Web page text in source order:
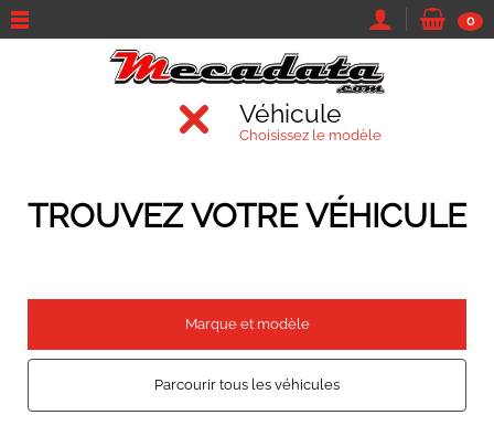
0
Véhicule
Choisissez le modèle
TROUVEZ VOTRE VÉHICULE
Marque et modèle
Parcourir tous les véhicules